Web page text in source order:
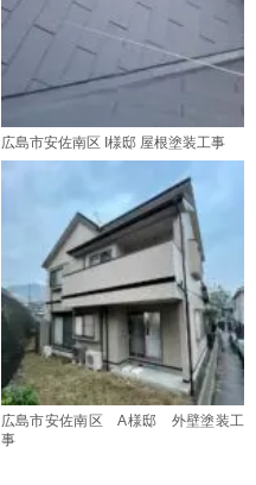
広島市安佐南区 I様邸 屋根塗装工事
広島市安佐南区 A様邸 外壁塗装工
事